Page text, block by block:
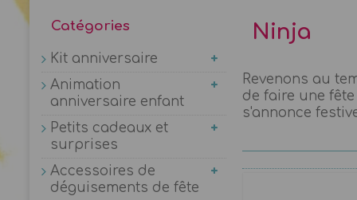
Ninja
Revenons au
de faire une
s'annonce
Catégories
Kit anniversaire
Animation
anniversaire enfant
Petits cadeaux et
surprises
Accessoires de
déguisements de fête